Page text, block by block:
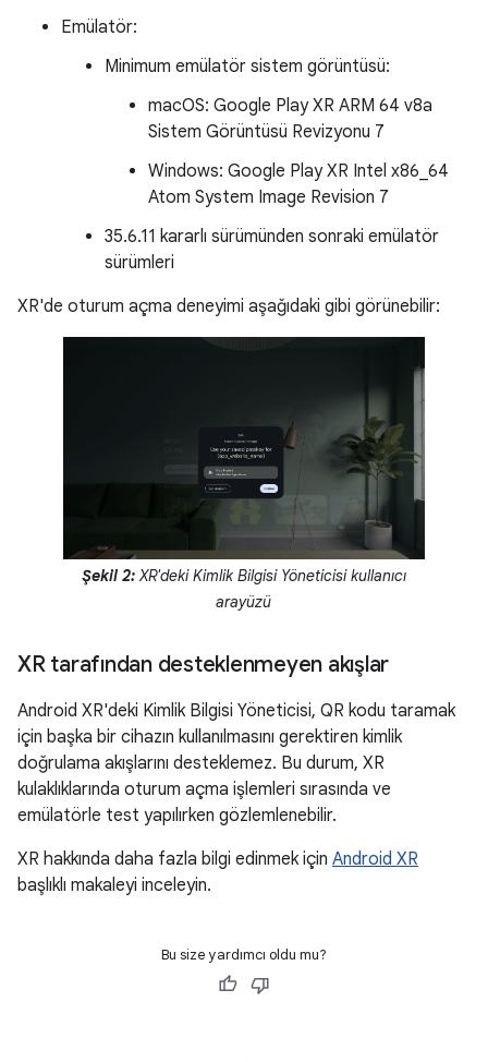
Emülatör:
Minimum emülatör sistem görüntüsü:
macOS: Google Play XR ARM 64 v8a
Sistem Görüntüsü Revizyonu 7
Windows: Google Play XR Intel x86_64
Atom System Image Revision 7
35.6.11 kararlı sürümünden sonraki emülatör
sürümleri
XR'de oturum açma deneyimi aşağıdaki gibi görünebilir:
Şekil 2:XR'deki Kimlik Bilgisi Yöneticisi kullanıcı
arayüzü
XR tarafından desteklenmeyen akışlar
Android XR'deki Kimlik Bilgisi Yöneticisi, QR kodu taramak
için başka bir cihazın kullanılmasını gerektiren kimlik
doğrulama akışlarını desteklemez. Bu durum, XR
kulaklıklarında oturum açma işlemleri sırasında ve
emülatörle test yapılırken gözlemlenebilir.
XR hakkında daha fazla bilgi edinmek için Android XR
başlıklı makaleyi inceleyin.
Bu size yardımcı oldu mu?